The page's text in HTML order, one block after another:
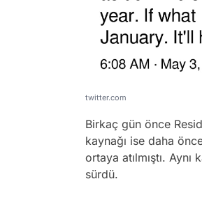
twitter.com
Birkaç gün önce
kaynağı ise daha
ortaya atılmıştı.
sürdü.